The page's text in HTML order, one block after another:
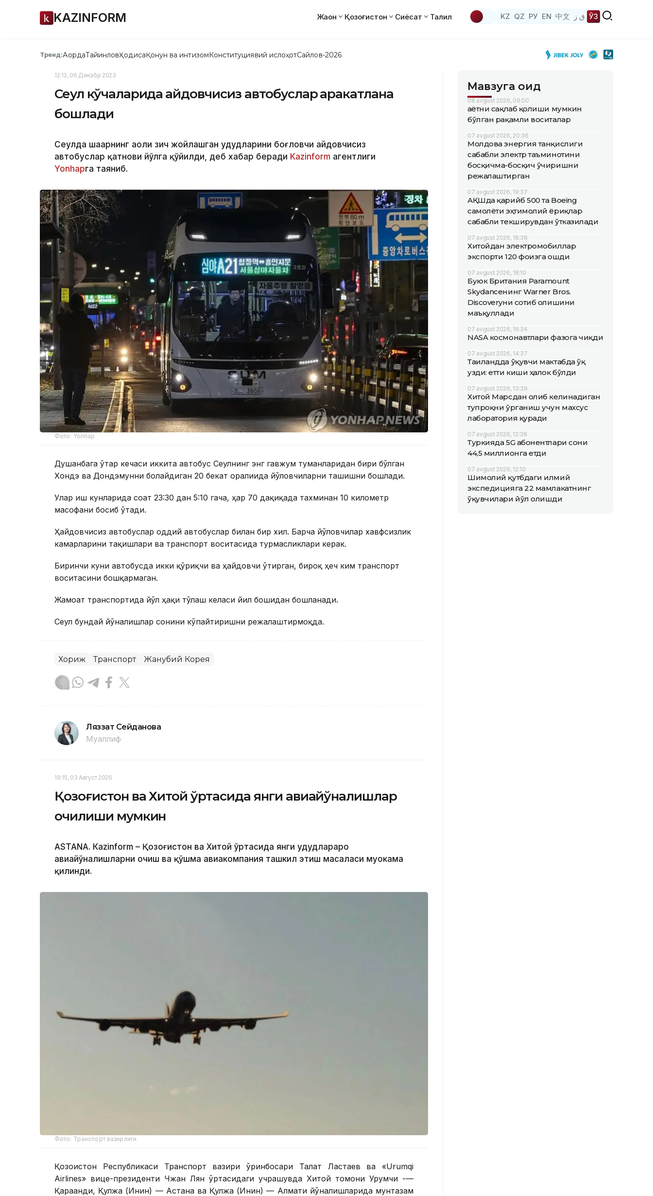
KAZINFORM Жаҳон Қозоғистон Сиёсат Таҳлил KZ QZ РУ EN 中文 ق ز ЎЗ
Тренд:АқордаТайинловҲодисаҚонун ва интизомКонституциявий ислоҳотСайлов-2026
12:12, 06 Декабр 2023
Сеул кўчаларида ҳайдовчисиз автобуслар ҳаракатлана
бошлади
Сеулда шаҳарнинг аҳоли зич жойлашган ҳудудларини боғловчи ҳайдовчисиз
автобуслар қатнови йўлга қўйилди, деб хабар беради Kazinform агентлиги
Yonhapга таяниб.
Фото: Yonhap
Душанбага ўтар кечаси иккита автобус Сеулнинг энг гавжум туманларидан бири бўлган
Хондэ ва Дондэмунни боғлайдиган 20 бекат оралиғида йўловчиларни ташишни бошлади.
Улар иш кунларида соат 23:30 дан 5:10 гача, ҳар 70 дақиқада тахминан 10 километр
масофани босиб ўтади.
Ҳайдовчисиз автобуслар оддий автобуслар билан бир хил. Барча йўловчилар хавфсизлик
камарларини тақишлари ва транспорт воситасида турмасликлари керак.
Биринчи куни автобусда икки қўриқчи ва ҳайдовчи ўтирган, бироқ ҳеч ким транспорт
воситасини бошқармаган.
Жамоат транспортида йўл ҳақи тўлаш келаси йил бошидан бошланади.
Сеул бундай йўналишлар сонини кўпайтиришни режалаштирмоқда.
Хориж Транспорт Жанубий Корея
Ляззат Сейданова
Муаллиф
19:15, 03 Август 2026
Қозоғистон ва Хитой ўртасида янги авиайўналишлар
очилиши мумкин
ASTANА. Кazinform – Қозоғистон ва Хитой ўртасида янги ҳудудлараро
авиайўналишларни очиш ва қўшма авиакомпания ташкил этиш масаласи муҳокама
қилинди.
Фото: Транспорт вазирлиги
Қозоғистон Республикаси Транспорт вазири ўринбосари Талғат Ластаев ва «Urumqi
Airlines» вице-президенти Чжан Лян ўртасидаги учрашувда Хитой томони Урумчи -—
Қарағанди, Қулжа (Инин) — Астана ва Қулжа (Инин) — Алмати йўналишларида мунтазам
Мавзуга оид
08 avgust 2026, 09:00
Ҳаётни сақлаб қолиши мумкин
бўлган рақамли воситалар
07 avgust 2026, 20:36
Молдова энергия танқислиги
сабабли электр таъминотини
босқичма-босқич ўчиришни
режалаштирган
07 avgust 2026, 19:37
АҚШда қарийб 500 та Boeing
самолёти эҳтимолий ёриқлар
сабабли текширувдан ўтказилади
07 avgust 2026, 18:38
Хитойдан электромобиллар
экспорти 120 фоизга ошди
07 avgust 2026, 18:10
Буюк Британия Paramount
Skydanceнинг Warner Bros.
Discoveryни сотиб олишини
маъқуллади
07 avgust 2026, 16:34
NASA космонавтлари фазога чиқди
07 avgust 2026, 14:37
Таиландда ўқувчи мактабда ўқ
узди: етти киши ҳалок бўлди
07 avgust 2026, 13:39
Хитой Марсдан олиб келинадиган
тупроқни ўрганиш учун махсус
лаборатория қуради
07 avgust 2026, 12:38
Туркияда 5G абонентлари сони
44,5 миллионга етди
07 avgust 2026, 12:10
Шимолий қутбдаги илмий
экспедицияга 22 мамлакатнинг
ўқувчилари йўл олишди